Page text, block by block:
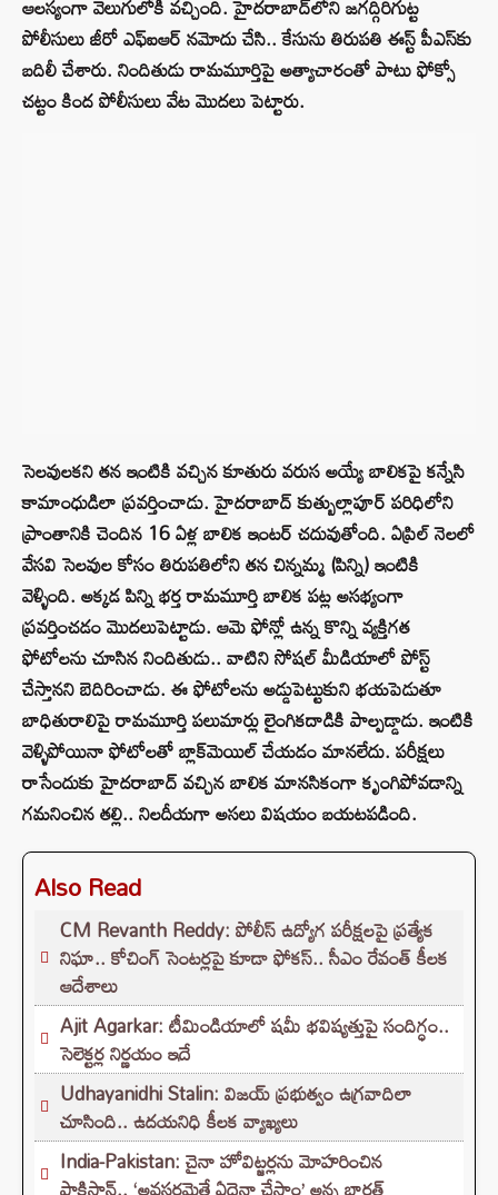
ఆలస్యంగా వెలుగులోకి వచ్చింది. హైదరాబాద్‌లోని జగద్గిరిగుట్ట
పోలీసులు జీరో ఎఫ్ఐఆర్ నమోదు చేసి.. కేసును తిరుపతి ఈస్ట్ పీఎస్‌కు
బదిలీ చేశారు. నిందితుడు రామమూర్తిపై అత్యాచారంతో పాటు ఫోక్సో
చట్టం కింద పోలీసులు వేట మొదలు పెట్టారు.
సెలవులకని తన ఇంటికి వచ్చిన కూతురు వరుస అయ్యే బాలికపై కన్నేసి
కామాంధుడిలా ప్రవర్తించాడు. హైదరాబాద్‌ కుత్బుల్లాపూర్ పరిధిలోని
ప్రాంతానికి చెందిన 16 ఏళ్ల బాలిక ఇంటర్ చదువుతోంది. ఏప్రిల్ నెలలో
వేసవి సెలవుల కోసం తిరుపతిలోని తన చిన్నమ్మ (పిన్ని) ఇంటికి
వెళ్ళింది. అక్కడ పిన్ని భర్త రామమూర్తి బాలిక పట్ల అసభ్యంగా
ప్రవర్తించడం మొదలుపెట్టాడు. ఆమె ఫోన్లో ఉన్న కొన్ని వ్యక్తిగత
ఫోటోలను చూసిన నిందితుడు.. వాటిని సోషల్ మీడియాలో పోస్ట్
చేస్తానని బెదిరించాడు. ఈ ఫోటోలను అడ్డుపెట్టుకుని భయపెడుతూ
బాధితురాలిపై రామమూర్తి పలుమార్లు లైంగికదాడికి పాల్పడ్డాడు. ఇంటికి
వెళ్ళిపోయినా ఫోటోలతో బ్లాక్‌మెయిల్ చేయడం మానలేదు. పరీక్షలు
రాసేందుకు హైదరాబాద్ వచ్చిన బాలిక మానసికంగా కృంగిపోవడాన్ని
గమనించిన తల్లి.. నిలదీయగా అసలు విషయం బయటపడింది.
Also Read
CM Revanth Reddy: పోలీస్ ఉద్యోగ పరీక్షలపై ప్రత్యేక
నిఘా.. కోచింగ్ సెంటర్లపై కూడా ఫోకస్.. సీఎం రేవంత్ కీలక
ఆదేశాలు
Ajit Agarkar: టీమిండియాలో షమీ భవిష్యత్తుపై సందిగ్ధం..
సెలెక్టర్ల నిర్ణయం ఇదే
Udhayanidhi Stalin: విజయ్ ప్రభుత్వం ఉగ్రవాదిలా
చూసింది.. ఉదయనిధి కీలక వ్యాఖ్యలు
India-Pakistan: చైనా హోవిట్జర్లను మోహరించిన